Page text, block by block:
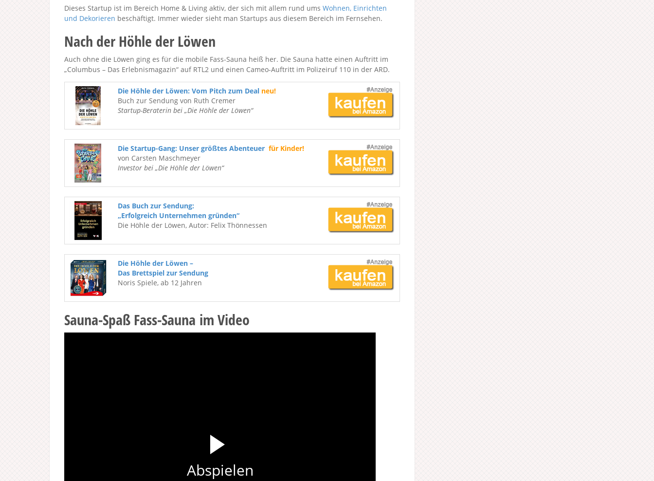
Dieses Startup ist im Bereich Home & Living aktiv, der sich mit allem rund ums Wohnen, Einrichten
und Dekorieren beschäftigt. Immer wieder sieht man Startups aus diesem Bereich im Fernsehen.
Nach der Höhle der Löwen
Auch ohne die Löwen ging es für die mobile Fass-Sauna heiß her. Die Sauna hatte einen Auftritt im
„Columbus – Das Erlebnismagazin“ auf RTL2 und einen Cameo-Auftritt im Polizeiruf 110 in der ARD.
Die Höhle der Löwen: Vom Pitch zum Deal neu!
Buch zur Sendung von Ruth Cremer
Startup-Beraterin bei „Die Höhle der Löwen“
Die Startup-Gang: Unser größtes Abenteuer für Kinder!
von Carsten Maschmeyer
Investor bei „Die Höhle der Löwen“
Das Buch zur Sendung:
„Erfolgreich Unternehmen gründen“
Die Höhle der Löwen, Autor: Felix Thönnessen
Die Höhle der Löwen –
Das Brettspiel zur Sendung
Noris Spiele, ab 12 Jahren
Sauna-Spaß Fass-Sauna im Video
Abspielen